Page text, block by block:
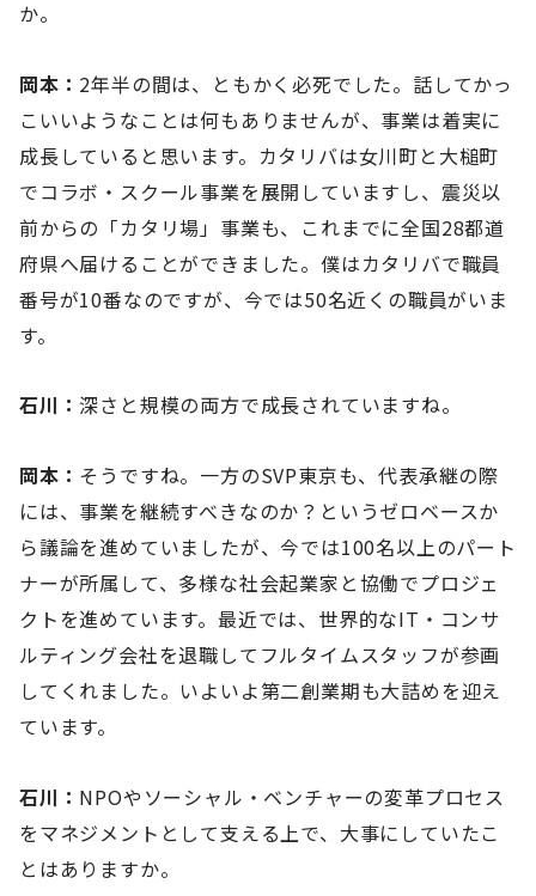
か。
岡本： 2年半の間は、ともかく必死でした。話してかっ
こいいようなことは何もありませんが、事業は着実に
成長していると思います。カタリバは女川町と大槌町
でコラボ・スクール事業を展開していますし、震災以
前からの「カタリ場」事業も、これまでに全国28都道
府県へ届けることができました。僕はカタリバで職員
番号が10番なのですが、今では50名近くの職員がいま
す。
石川： 深さと規模の両方で成長されていますね。
岡本： そうですね。一方のSVP東京も、代表承継の際
には、事業を継続すべきなのか？というゼロベースか
ら議論を進めていましたが、今では100名以上のパート
ナーが所属して、多様な社会起業家と協働でプロジェ
クトを進めています。最近では、世界的なIT・コンサ
ルティング会社を退職してフルタイムスタッフが参画
してくれました。いよいよ第二創業期も大詰めを迎え
ています。
石川： NPOやソーシャル・ベンチャーの変革プロセス
をマネジメントとして支える上で、大事にしていたこ
とはありますか。